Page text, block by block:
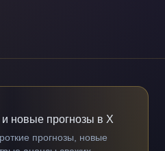
новые прогнозы в X
прогнозы, новые